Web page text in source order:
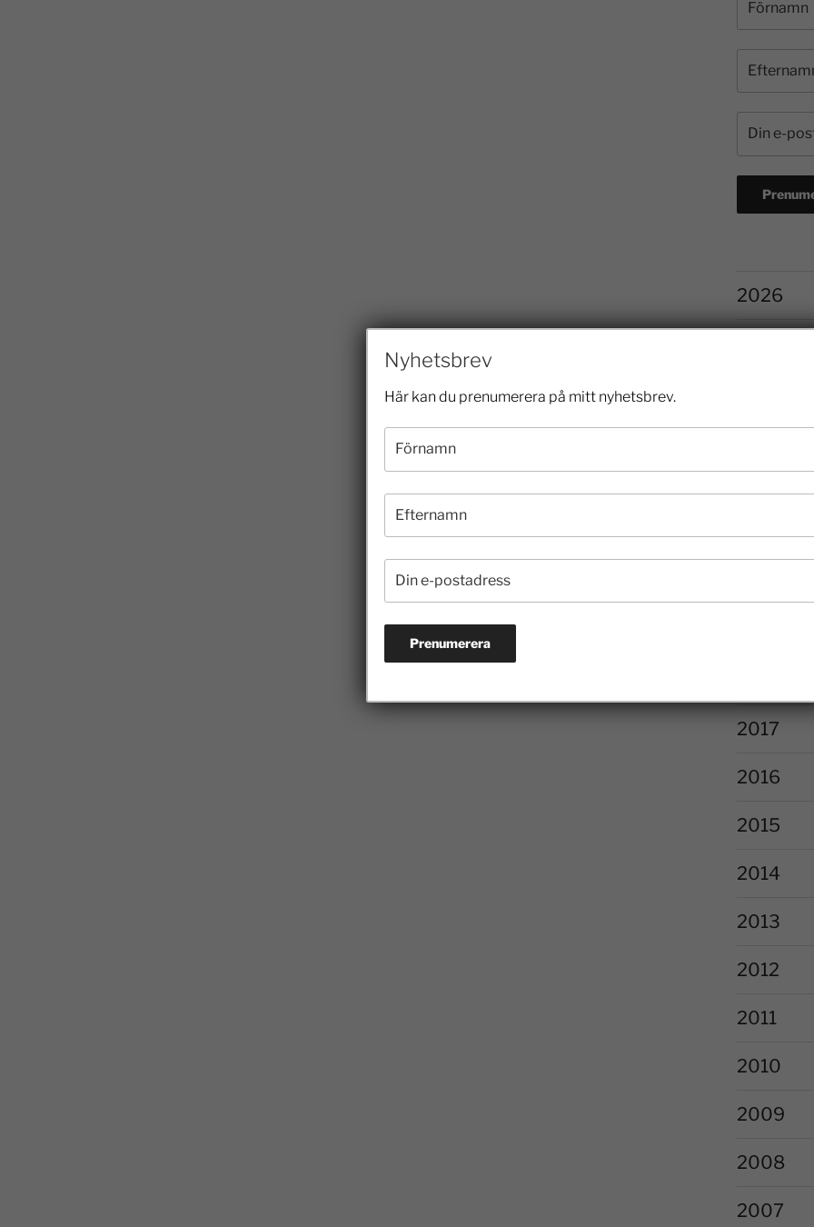
2026
2021
2017
2016
2015
2014
2013
2012
2011
2010
2009
2008
2007
Nyhetsbrev
Här kan du prenumerera på mitt nyhetsbrev.